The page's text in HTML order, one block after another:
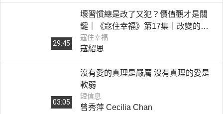
29:45
壞習慣總是改了又犯？價值觀才是關
鍵｜《寇住幸福》第17集｜改變的力
量
寇住幸福
寇紹恩
03:05
沒有愛的真理是嚴厲 沒有真理的愛是
軟弱
短信息
曾秀萍 Cecilia Chan